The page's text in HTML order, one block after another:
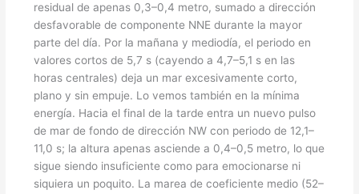
residual de apenas 0,3–0,4 metro, sumado a dirección
desfavorable de componente NNE durante la mayor
parte del día. Por la mañana y mediodía, el periodo en
valores cortos de 5,7 s (cayendo a 4,7–5,1 s en las
horas centrales) deja un mar excesivamente corto,
plano y sin empuje. Lo vemos también en la mínima
energía. Hacia el final de la tarde entra un nuevo pulso
de mar de fondo de dirección NW con periodo de 12,1–
11,0 s; la altura apenas asciende a 0,4–0,5 metro, lo que
sigue siendo insuficiente como para emocionarse ni
siquiera un poquito. La marea de coeficiente medio (52–